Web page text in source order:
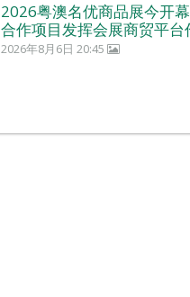
2026粤澳名优商品展今开
合作项目发挥会展商贸平台
2026年8月6日 20:45